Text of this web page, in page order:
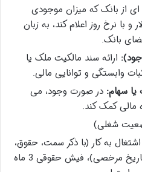
ای از بانک که میزان موجودی
و با نرخ روز اعلام کند، به زبان
بانک.
ارائه سند مالکیت ملک یا
وابستگی و توانایی مالی.
یا سهام: در صورت وجود، می
مالی کمک کند.
شغلی)
به کار (با ذکر سمت، حقوق،
تاریخ شروع به کار و تاریخ مرخصی)، فیش حقوقی 3 ماه